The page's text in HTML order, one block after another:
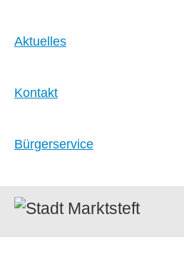
Aktuelles
Kontakt
Bürgerservice
Zum Hauptinhalt springen